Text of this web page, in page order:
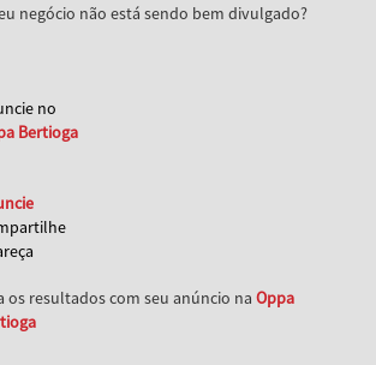
negócio não está sendo bem divulgado?
no
Bertioga
os resultados com seu anúncio na Oppa